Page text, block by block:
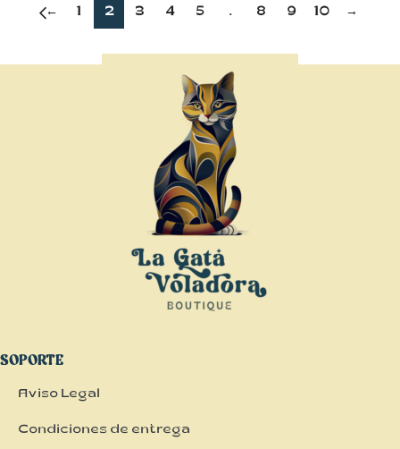
← 1 2 3 4 5 … 8 9 10 →
SOPORTE
Aviso Legal
Condiciones de entrega